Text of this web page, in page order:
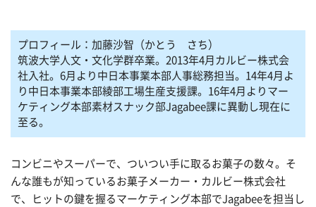
プロフィール：加藤沙智（かとう さち）
筑波大学人文・文化学群卒業。2013年4月カルビー株式会
社入社。6月より中日本事業本部人事総務担当。14年4月よ
り中日本事業本部綾部工場生産支援課。16年4月よりマー
ケティング本部素材スナック部Jagabee課に異動し現在に
至る。
コンビニやスーパーで、ついつい手に取るお菓子の数々。そ
んな誰もが知っているお菓子メーカー・カルビー株式会社
で、ヒットの鍵を握るマーケティング本部でJagabeeを担当し